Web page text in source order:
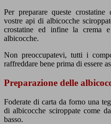
Per preparare queste
vostre api di albicocche
crostatine ed infine la crema
albicocche.
Non preoccupatevi, tutti i
raffreddare bene prima di essere
Preparazione delle
Foderate di carta da forno una
di albicocche sciroppate come
basso.